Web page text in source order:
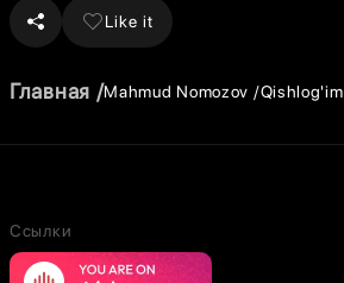
Like it
Главная Mahmud Nomozov Qishlog'im
Ссылки